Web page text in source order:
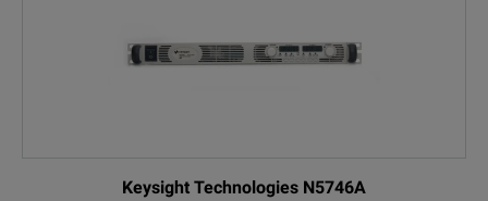
Keysight Technologies N5746A